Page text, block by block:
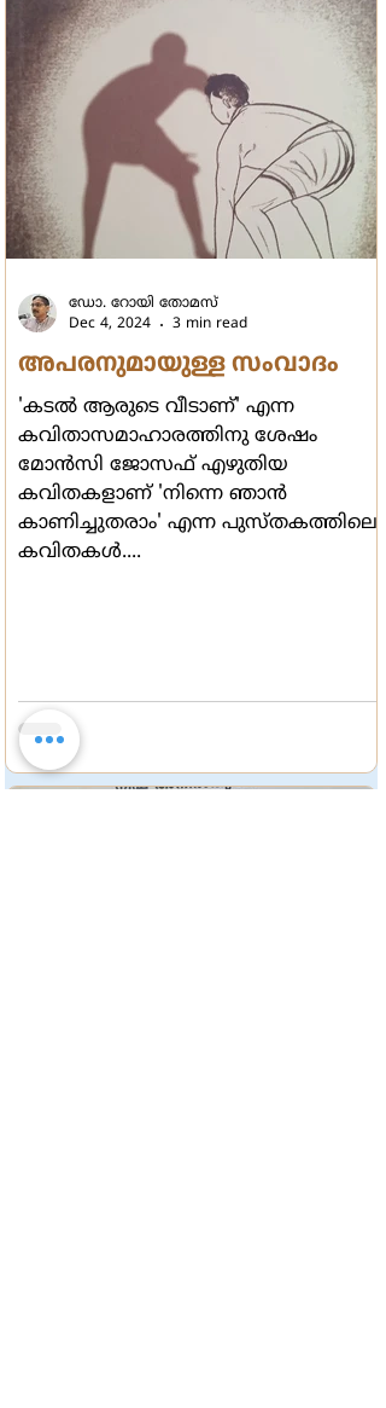
അപരനുമായുള്ള സംവാദം
'കടല്‍ ആരുടെ വീടാണ്' എന്ന
കവിതാസമാഹാരത്തിനു ശേഷം
മോന്‍സി ജോസഫ് എഴുതിയ
കവിതകളാണ് 'നിന്നെ ഞാന്‍
കാണിച്ചുതരാം' എന്ന പുസ്തകത്തിലെ
കവിതകള്‍....
ഡോ. റോയി തോമസ്
Dec 4, 2024
3 min read